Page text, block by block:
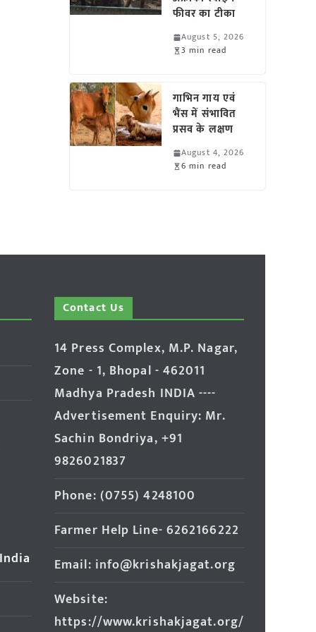
फीवर का टीका
August 5, 2026
3 min read
गाभिन गाय एवं
भैंस में संभावित
प्रसव के लक्षण
August 4, 2026
6 min read
Contact Us
14 Press Complex, M.P. Nagar,
Zone - 1, Bhopal - 462011
Madhya Pradesh INDIA ----
Advertisement Enquiry: Mr.
Sachin Bondriya, +91
9826021837
Phone: (0755) 4248100
Farmer Help Line- 6262166222
Email: info@krishakjagat.org
Website:
https://www.krishakjagat.org/